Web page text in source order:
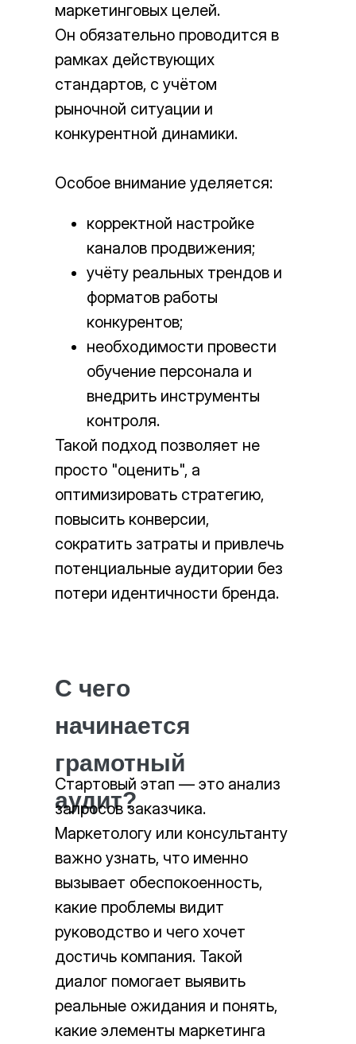
С чего
начинается
грамотный
аудит?
Стартовый этап — это анализ
запросов заказчика.
Маркетологу или консультанту
важно узнать, что именно
вызывает обеспокоенность,
какие проблемы видит
руководство и чего хочет
достичь компания. Такой
диалог помогает выявить
реальные ожидания и понять,
какие элементы маркетинга
маркетинговых целей.
Он обязательно проводится в
рамках действующих
стандартов, с учётом
рыночной ситуации и
конкурентной динамики.
Особое внимание уделяется:
корректной настройке
каналов продвижения;
учёту реальных трендов и
форматов работы
конкурентов;
необходимости провести
обучение персонала и
внедрить инструменты
контроля.
Такой подход позволяет не
просто "оценить", а
оптимизировать стратегию,
повысить конверсии,
сократить затраты и привлечь
потенциальные аудитории без
потери идентичности бренда.